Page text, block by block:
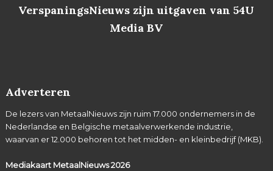
VerspaningsNieuws zijn uitgaven van 54U
Media BV
Adverteren
De lezers van MetaalNieuws zijn ruim 17.000 ondernemers in de
Nederlandse en Belgische metaalverwerkende industrie,
waarvan er 12.000 behoren tot het midden- en kleinbedrijf (MKB).
Mediakaart MetaalNieuws2026